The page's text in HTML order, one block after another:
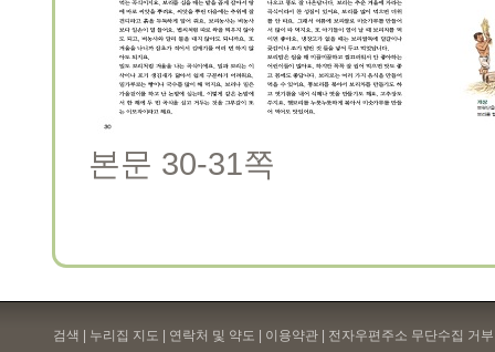
본문 30-31쪽
검색 | 누리집 지도 | 연락처 및 약도 | 이용약관 | 전자우편주소 무단수집 거